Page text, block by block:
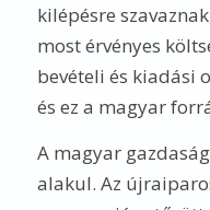
kilépésre
most érvényes
bevételi és kiadási
és ez a magyar
A magyar
alakul. Az